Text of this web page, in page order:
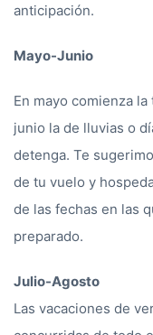
anticipación.
Mayo-Junio
En mayo comienza
junio la de lluvias o
detenga. Te
de tu vuelo y
de las fechas en las
preparado.
Julio-Agosto
Las vacaciones de